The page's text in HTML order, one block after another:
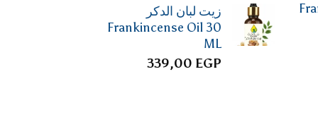
زيت لبان الدكر
Frankincense Oil 30
ML
339,00 EGP